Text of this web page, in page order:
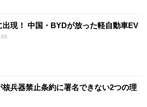
出現！ 中国・BYDが放った軽自動車EV
核兵器禁止条約に署名できない2つの理